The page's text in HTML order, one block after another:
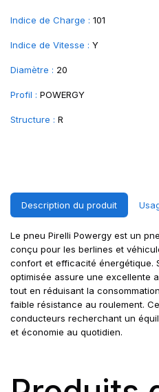
Indice de Charge : 101
Indice de Vitesse : Y
Diamètre : 20
Profil : POWERGY
Structure : R
Description du produit
Le pneu Pirelli Powergy est un
conçu pour les berlines et
confort et efficacité énergétique.
optimisée assure une excellente
tout en réduisant la
faible résistance au roulement.
conducteurs recherchant un
et économie au quotidien.